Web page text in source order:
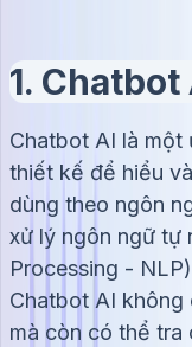
1. Chatbot
Chatbot AI là một
thiết kế để hiểu
dùng theo ngôn
xử lý ngôn ngữ tự
Processing -
Chatbot AI không
mà còn có thể